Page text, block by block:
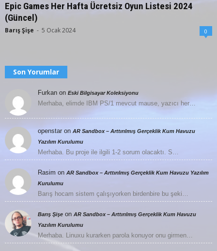
Epic Games Her Hafta Ücretsiz Oyun Listesi 2024
(Güncel)
Barış Şişe - 5 Ocak 2024 0
Son Yorumlar
Furkan on Eski Bilgisayar Koleksiyonu
Merhaba, elimde IBM PS/1 mevcut mause, yazıcı her…
openstar on AR Sandbox – Arttırılmış Gerçeklik Kum Havuzu
Yazılım Kurulumu
Merhaba. Bu proje ile ilgili 1-2 sorum olacaktı. S…
Rasim on AR Sandbox – Arttırılmış Gerçeklik Kum Havuzu Yazılım
Kurulumu
Barış hocam sistem çalışıyorken birdenbire bu şeki…
Barış Şişe on AR Sandbox – Arttırılmış Gerçeklik Kum Havuzu
Yazılım Kurulumu
Merhaba. Linuxu kurarken parola konuyor onu girmen…